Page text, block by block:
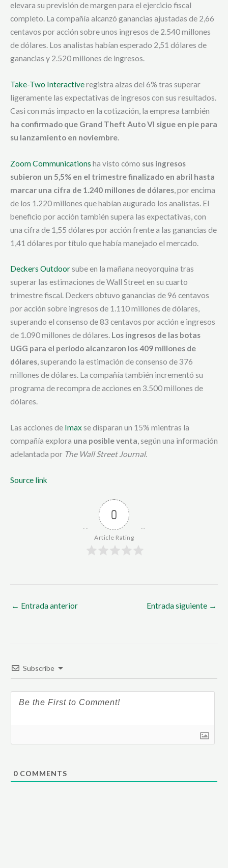
elevara su previsión de margen para el ejercicio fiscal
completo. La compañía alcanzó ganancias ajustadas de 2,66
centavos por acción sobre unos ingresos de 2.540 millones
de dólares. Los analistas habían esperado 2,51 dólares de
ganancias y 2.520 millones de ingresos.
Take-Two Interactiveregistra alzas del 6% tras superar
ligeramente las expectativas de ingresos con sus resultados.
Casi con más impacto en la cotización, la empresa también
ha confirmado que Grand Theft Auto VI sigue en pie para
su lanzamiento en noviembre.
Zoom Communications ha visto cómo sus ingresos
subieron un 5,5% en el trimestre finalizado en abril hasta
marcar una cifra de 1.240 millones de dólares, por encima
de los 1.220 millones que habían augurado los analistas. El
beneficio por acción también supera las expectativas, con
una cifra de 1,55 dólares por acción frente a las ganancias de
1,41 dólares por título que había manejado el mercado.
Deckers Outdoorsube en la mañana neoyorquina tras
superar las estimaciones de Wall Street en su cuarto
trimestre fiscal. Deckers obtuvo ganancias de 96 centavos
por acción sobre ingresos de 1.110 millones de dólares,
superando el consenso de 83 centavos por acción e ingresos
de 1.090 millones de dólares. Los ingresos de las botas
UGG para el período alcanzaron los 409 millones de
dólares, superando la estimación de consenso de 376
millones de dólares. La compañía también incrementó su
programa de recompra de acciones en 3.500 millones de
dólares.
Las acciones de Imaxse disparan un 15% mientras la
compañía explora una posible venta, según una información
adelantada por The Wall Street Journal.
Source link
0
Article Rating
← Entrada anterior Entrada siguiente →
Subscribe
0 COMMENTS